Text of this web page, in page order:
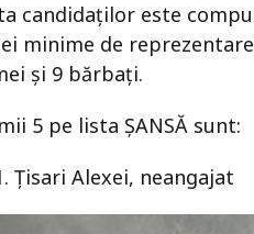
candidaților este
minime de
și 9 bărbați.
5 pe lista ȘANSĂ sunt:
Țisari Alexei, neangajat